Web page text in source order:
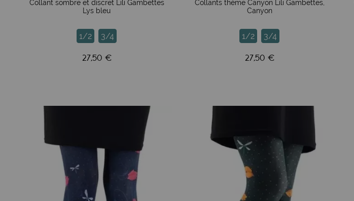
Collant sombre et discret Lili Gambettes
Lys bleu
1/2 3/4
27,50 €
Collants thème Canyon Lili Gambettes,
Canyon
1/2 3/4
27,50 €